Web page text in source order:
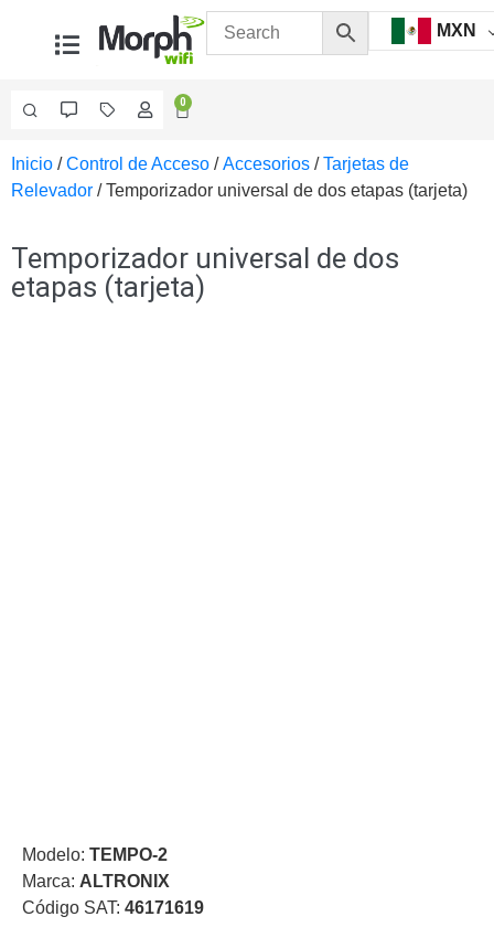
MXN
0
Videovigilancia
Accesorios
Accesorios
Ethernet y
Fibra Accesorios
HDMI,
VGA,
DVILentesMicrófonos
Inicio /Control de Acceso /Accesorios /Tarjetas de
Relevador / Temporizador universal de dos etapas (tarjeta)
Temporizador universal de dos
etapas (tarjeta)
Modelo: TEMPO-2
Marca: ALTRONIX
Código SAT: 46171619